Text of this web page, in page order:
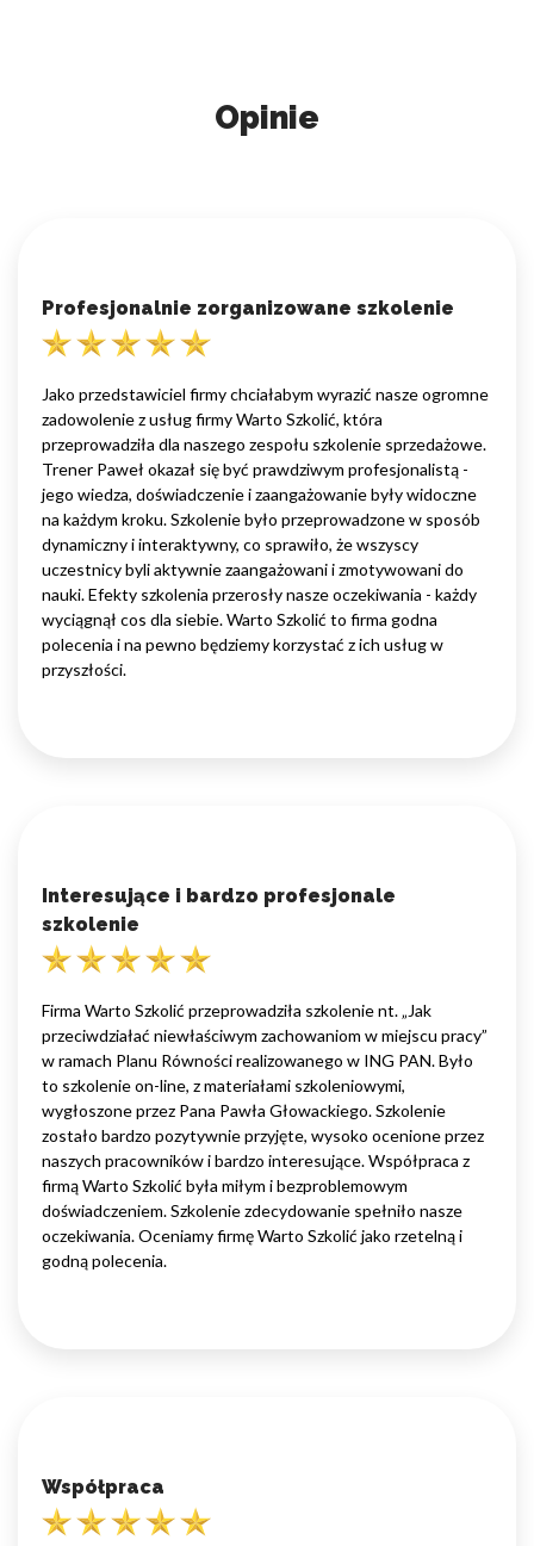
Opinie
Profesjonalnie zorganizowane szkolenie
Jako przedstawiciel firmy chciałabym wyrazić nasze ogromne
zadowolenie z usług firmy Warto Szkolić, która
przeprowadziła dla naszego zespołu szkolenie sprzedażowe.
Trener Paweł okazał się być prawdziwym profesjonalistą -
jego wiedza, doświadczenie i zaangażowanie były widoczne
na każdym kroku. Szkolenie było przeprowadzone w sposób
dynamiczny i interaktywny, co sprawiło, że wszyscy
uczestnicy byli aktywnie zaangażowani i zmotywowani do
nauki. Efekty szkolenia przerosły nasze oczekiwania - każdy
wyciągnął cos dla siebie. Warto Szkolić to firma godna
polecenia i na pewno będziemy korzystać z ich usług w
przyszłości.
Interesujące i bardzo profesjonale
szkolenie
Firma Warto Szkolić przeprowadziła szkolenie nt. „Jak
przeciwdziałać niewłaściwym zachowaniom w miejscu pracy”
w ramach Planu Równości realizowanego w ING PAN. Było
to szkolenie on-line, z materiałami szkoleniowymi,
wygłoszone przez Pana Pawła Głowackiego. Szkolenie
zostało bardzo pozytywnie przyjęte, wysoko ocenione przez
naszych pracowników i bardzo interesujące. Współpraca z
firmą Warto Szkolić była miłym i bezproblemowym
doświadczeniem. Szkolenie zdecydowanie spełniło nasze
oczekiwania. Oceniamy firmę Warto Szkolić jako rzetelną i
godną polecenia.
Współpraca